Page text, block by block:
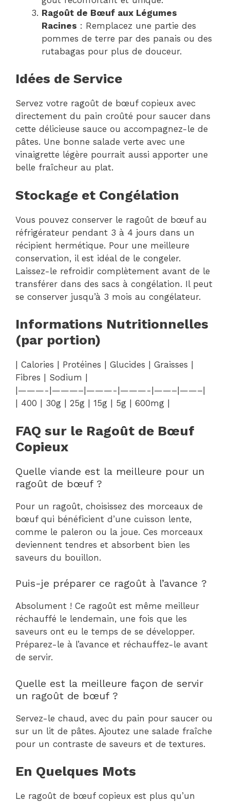
Ragoût de Bœuf aux Légumes
Racines : Remplacez une partie des
pommes de terre par des panais ou des
rutabagas pour plus de douceur.
Idées de Service
Servez votre ragoût de bœuf copieux avec
directement du pain croûté pour saucer dans
cette délicieuse sauce ou accompagnez-le de
pâtes. Une bonne salade verte avec une
vinaigrette légère pourrait aussi apporter une
belle fraîcheur au plat.
Stockage et Congélation
Vous pouvez conserver le ragoût de bœuf au
réfrigérateur pendant 3 à 4 jours dans un
récipient hermétique. Pour une meilleure
conservation, il est idéal de le congeler.
Laissez-le refroidir complètement avant de le
transférer dans des sacs à congélation. Il peut
se conserver jusqu’à 3 mois au congélateur.
Informations Nutritionnelles
(par portion)
| Calories | Protéines | Glucides | Graisses |
Fibres | Sodium |
|———-|———–|———-|———-|——–|——–|
| 400 | 30g | 25g | 15g | 5g | 600mg |
FAQ sur le Ragoût de Bœuf
Copieux
Quelle viande est la meilleure pour un
ragoût de bœuf ?
Pour un ragoût, choisissez des morceaux de
bœuf qui bénéficient d’une cuisson lente,
comme le paleron ou la joue. Ces morceaux
deviennent tendres et absorbent bien les
saveurs du bouillon.
Puis-je préparer ce ragoût à l’avance ?
Absolument ! Ce ragoût est même meilleur
réchauffé le lendemain, une fois que les
saveurs ont eu le temps de se développer.
Préparez-le à l’avance et réchauffez-le avant
de servir.
Quelle est la meilleure façon de servir
un ragoût de bœuf ?
Servez-le chaud, avec du pain pour saucer ou
sur un lit de pâtes. Ajoutez une salade fraîche
pour un contraste de saveurs et de textures.
En Quelques Mots
Le ragoût de bœuf copieux est plus qu’un